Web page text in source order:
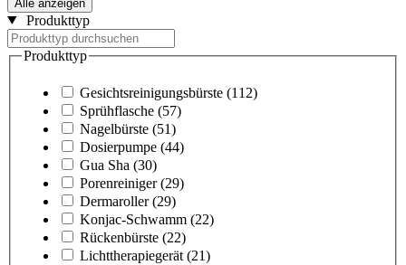
Alle anzeigen
Produkttyp
Produkttyp
Gesichtsreinigungsbürste (112)
Sprühflasche (57)
Nagelbürste (51)
Dosierpumpe (44)
Gua Sha (30)
Porenreiniger (29)
Dermaroller (29)
Konjac-Schwamm (22)
Rückenbürste (22)
Lichttherapiegerät (21)